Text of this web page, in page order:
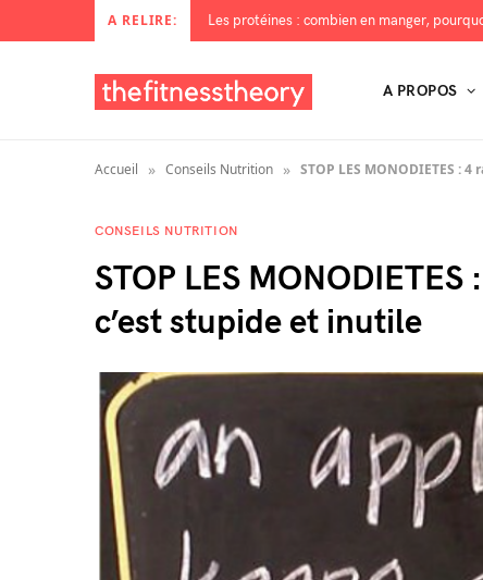
A RELIRE:
A PROPOS
Accueil » Conseils Nutrition » STOP LES MONODIETES :
CONSEILS NUTRITION
STOP LES
c’est stupide et inutile